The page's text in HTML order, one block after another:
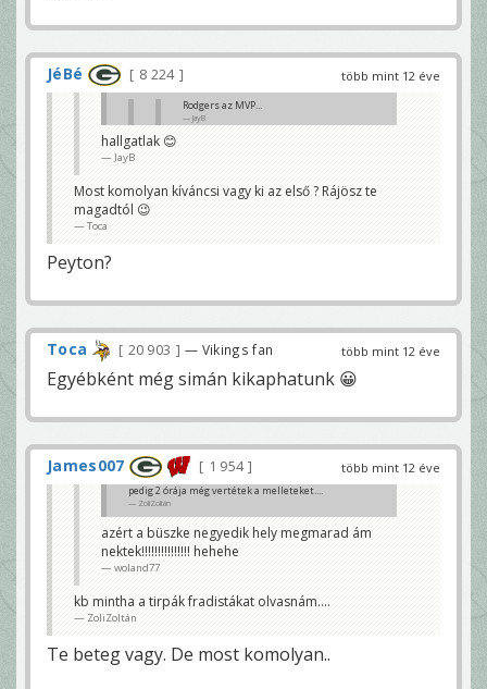
több mint 12 éve
JéBé 8 224
Rodgers az MVP...
JayB
ilyenkor látszik, hogy áron a liga legjobb
Max a 2. 😉
Toca
hallgatlak 😊
JayB
Most komolyan kíváncsi vagy ki az első ? Rájösz te
magadtól 😉
Toca
Peyton?
több mint 12 éve
Toca 20 903 — Vikings fan
Egyébként még simán kikaphatunk 😀
több mint 12 éve
James007 1 954
pedig 2 órája még vertétek a melleteket....
ZoliZoltán
azért a büszke negyedik hely megmarad ám
nektek!!!!!!!!!!!!!!! hehehe
woland77
kb mintha a tirpák fradistákat olvasnám....
ZoliZoltán
Te beteg vagy. De most komolyan..